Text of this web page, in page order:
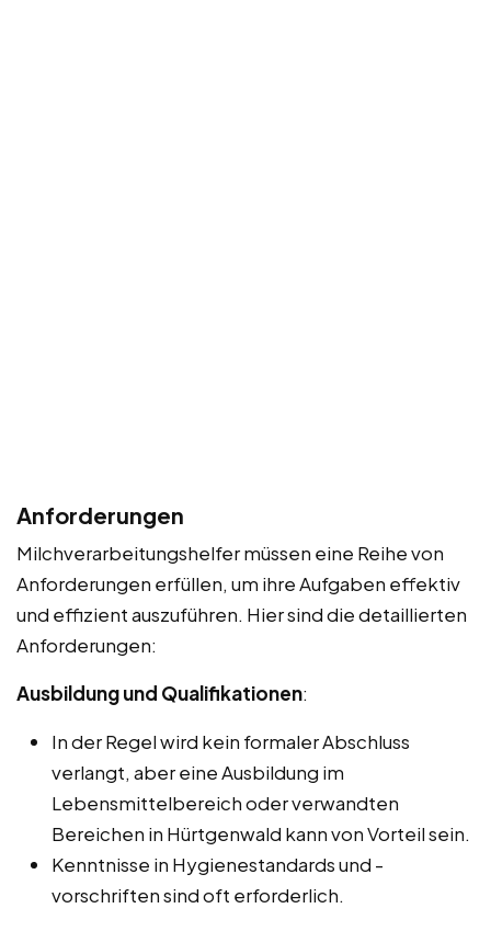
Anforderungen
Milchverarbeitungshelfer müssen eine Reihe von
Anforderungen erfüllen, um ihre Aufgaben effektiv
und effizient auszuführen. Hier sind die detaillierten
Anforderungen:
Ausbildung und Qualifikationen:
In der Regel wird kein formaler Abschluss
verlangt, aber eine Ausbildung im
Lebensmittelbereich oder verwandten
Bereichen in Hürtgenwald kann von Vorteil sein.
Kenntnisse in Hygienestandards und -
vorschriften sind oft erforderlich.